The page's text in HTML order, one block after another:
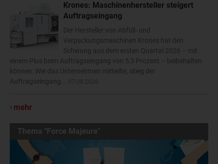
Krones: Maschinenhersteller steigert
Auftragseingang
Der Hersteller von Abfüll- und
Verpackungsmaschinen Krones hat den
Schwung aus dem ersten Quartal 2026 – mit
einem Plus beim Auftragseingang von 5,3 Prozent – beibehalten
können: Wie das Unternehmen mitteilte, stieg der
Auftragseingang...
mehr
Thema "Force Majeure"